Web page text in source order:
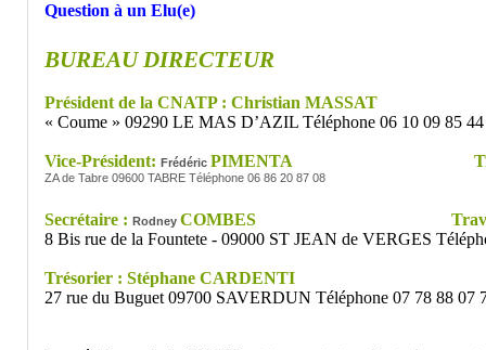
Question à un Elu(e)
BUREAU DIRECTEUR
Président de la CNATP : Christian MASSAT
« Coume » 09290 LE MAS D’AZIL Téléphone 06 10 09 85 44
Vice-Président: Frédéric PIMENTA
ZA de Tabre 09600 TABRE Téléphone 06 86 20 87 08
Secrétaire : Rodney COMBES Travaux
8 Bis rue de la Fountete - 09000 ST JEAN de VERGES
Trésorier : Stéphane CARDENTI
27 rue du Buguet 09700 SAVERDUN Téléphone 07 78 88 07